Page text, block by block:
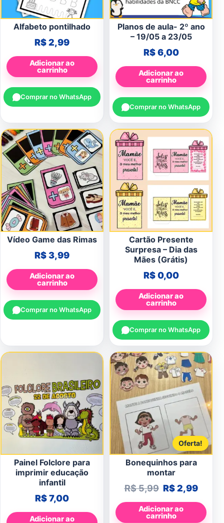
Alfabeto pontilhado
R$2,99
Adicionar ao
carrinho
Comprar no WhatsApp
Planos de aula- 2º ano
– 19/05 a 23/05
R$6,00
Adicionar ao
carrinho
Comprar no WhatsApp
Vídeo Game das Rimas
R$3,99
Adicionar ao
carrinho
Comprar no WhatsApp
Cartão Presente
Surpresa – Dia das
Mães (Grátis)
R$0,00
Adicionar ao
carrinho
Comprar no WhatsApp
Painel Folclore para
imprimir educação
infantil
R$7,00
Adicionar ao
Oferta!
Bonequinhos para
montar
R$5,99 O preço
R$2,99O
Adicionar ao
carrinho